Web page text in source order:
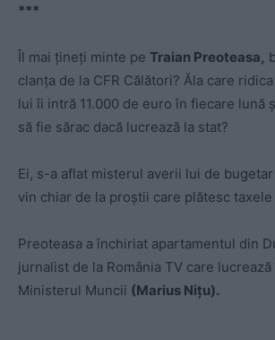
***
Îl mai țineți minte pe Traian Preoteasa,
clanța de la CFR Călători? Ăla care
lui îi intră 11.000 de euro în fiecare lună
să fie sărac dacă lucrează la stat?
Ei, s-a aflat misterul averii lui de
vin chiar de la proștii care plătesc
Preoteasa a închiriat apartamentul din
jurnalist de la România TV care
Ministerul Muncii (Marius Nițu).